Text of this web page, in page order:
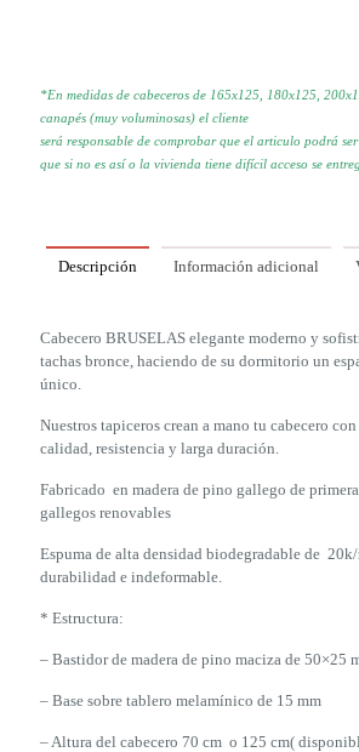
*En medidas de cabeceros de 165x125, 180x125,
canapés (muy voluminosas) el cliente
será responsable de comprobar que el articulo podrá
que si no es así o la vivienda tiene difícil acceso se
Descripción Información adicional
Cabecero BRUSELAS elegante moderno y
tachas bronce, haciendo de su dormitorio un
único.
Nuestros tapiceros crean a mano tu cabecero
calidad, resistencia y larga duración.
Fabricado en madera de pino gallego de
gallegos renovables
Espuma de alta densidad biodegradable de
durabilidad e indeformable.
* Estructura:
– Bastidor de madera de pino maciza de 50×25
– Base sobre tablero melamínico de 15 mm
– Altura del cabecero 70 cm o 125 cm(